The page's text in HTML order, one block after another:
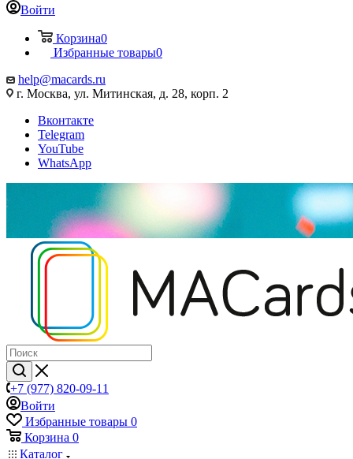
Войти
Корзина0
Избранные товары0
help@macards.ru
г. Москва, ул. Митинская, д. 28, корп. 2
Вконтакте
Telegram
YouTube
WhatsApp
+7 (977) 820-09-11
Войти
Избранные товары 0
Корзина 0
Каталог